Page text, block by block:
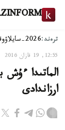
ترەند:2026-سايلاۋ
12:55, 19 قازان 2016
الماتىدا ءۇش
ارزاندادى